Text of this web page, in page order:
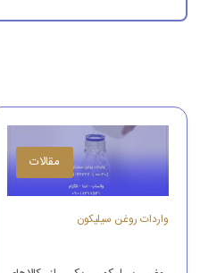
مقالات
واردات روغن سیلیکون